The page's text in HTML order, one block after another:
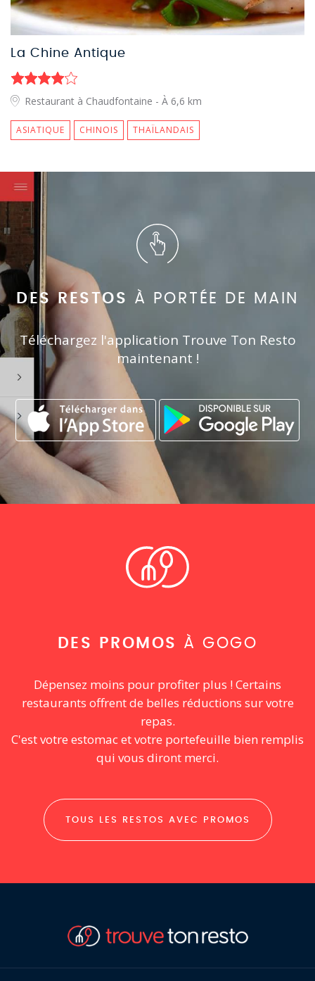
La Chine Antique
Restaurant à Chaudfontaine - À 6,6 km
ASIATIQUE CHINOIS THAÏLANDAIS
DES RESTOS À PORTÉE DE MAIN
Téléchargez l'application Trouve Ton Resto
maintenant !
DES PROMOS À GOGO
Dépensez moins pour profiter plus ! Certains
restaurants offrent de belles réductions sur votre
repas.
C'est votre estomac et votre portefeuille bien remplis
qui vous diront merci.
TOUS LES RESTOS AVEC PROMOS